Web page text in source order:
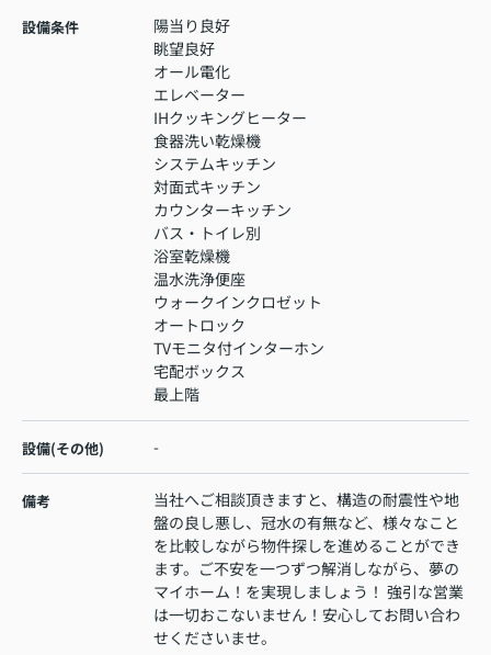
設備条件
陽当り良好
眺望良好
オール電化
エレベーター
IHクッキングヒーター
食器洗い乾燥機
システムキッチン
対面式キッチン
カウンターキッチン
バス・トイレ別
浴室乾燥機
温水洗浄便座
ウォークインクロゼット
オートロック
TVモニタ付インターホン
宅配ボックス
最上階
設備(その他) -
備考
当社へご相談頂きますと、構造の耐震性や地
盤の良し悪し、冠水の有無など、様々なこと
を比較しながら物件探しを進めることができ
ます。ご不安を一つずつ解消しながら、夢の
マイホーム！を実現しましょう！ 強引な営業
は一切おこないません！安心してお問い合わ
せくださいませ。